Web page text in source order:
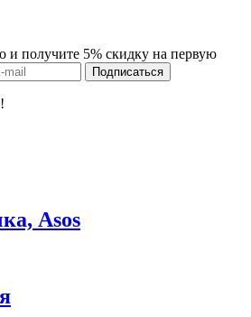
и получите 5% скидку на первую
Asos